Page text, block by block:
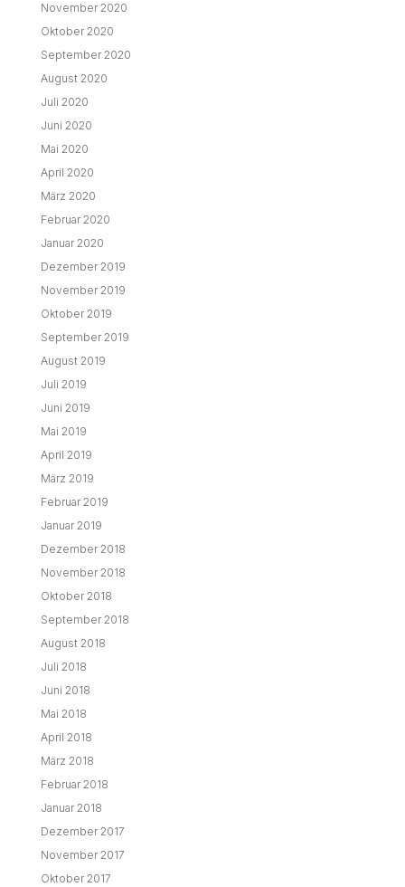
November 2020
Oktober 2020
September 2020
August 2020
Juli 2020
Juni 2020
Mai 2020
April 2020
März 2020
Februar 2020
Januar 2020
Dezember 2019
November 2019
Oktober 2019
September 2019
August 2019
Juli 2019
Juni 2019
Mai 2019
April 2019
März 2019
Februar 2019
Januar 2019
Dezember 2018
November 2018
Oktober 2018
September 2018
August 2018
Juli 2018
Juni 2018
Mai 2018
April 2018
März 2018
Februar 2018
Januar 2018
Dezember 2017
November 2017
Oktober 2017